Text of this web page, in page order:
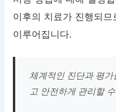
이후의 치료가 진행되
이루어집니다.
체계적인 진단과 평
고 안전하게 관리할